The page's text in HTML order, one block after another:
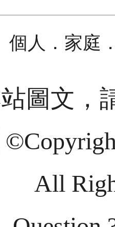
個人．家庭
圖文，
All